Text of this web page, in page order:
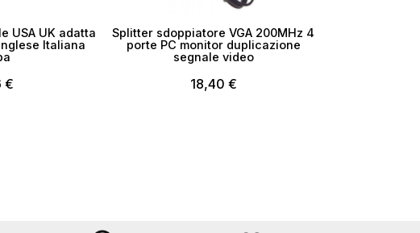
USA UK adatta
Italiana
€
Splitter sdoppiatore VGA 200MHz 4
porte PC monitor duplicazione
segnale video
18,40 €